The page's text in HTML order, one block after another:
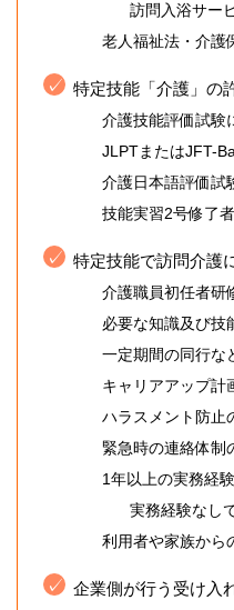
訪問入浴サー
老人福祉法・介護
特定技能「介護」の
介護技能評価試験
JLPTまたはJFT-
介護日本語評価試
技能実習2号修了
特定技能で訪問介護
介護職員初任者研
必要な知識及び技
一定期間の同行な
キャリアアップ計
ハラスメント防止
緊急時の連絡体制
1年以上の実務経
実務経験なし
利用者や家族から
企業側が行う受け入